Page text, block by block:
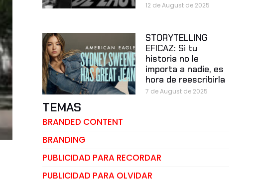
12 de August de 2025
STORYTELLING
EFICAZ: Si tu
historia no le
importa a nadie, es
hora de reescribirla
7 de August de 2025
TEMAS
BRANDED CONTENT
BRANDING
PUBLICIDAD PARA RECORDAR
PUBLICIDAD PARA OLVIDAR